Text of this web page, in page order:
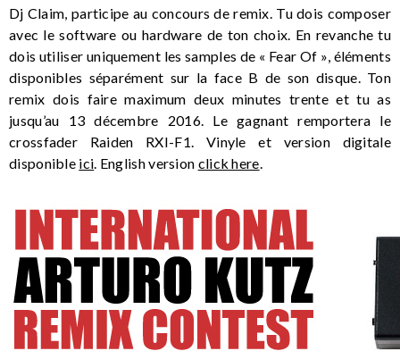
Dj Claim, participe au concours de remix. Tu dois composer
avec le software ou hardware de ton choix. En revanche tu
dois utiliser uniquement les samples de « Fear Of », éléments
disponibles séparément sur la face B de son disque. Ton
remix dois faire maximum deux minutes trente et tu as
jusqu’au 13 décembre 2016. Le gagnant remportera le
crossfader Raiden RXI-F1. Vinyle et version digitale
disponible ici. English version click here.